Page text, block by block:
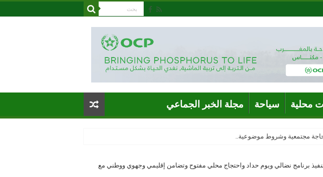
محلية سياحة مجلة الخبر الجماعي
مجتمعية وشروط موضوعية..
برنامج نضالي ويوم حداد واحتجاج محلي مفتوح وتضامن إقليمي وجهوي ووطني مع